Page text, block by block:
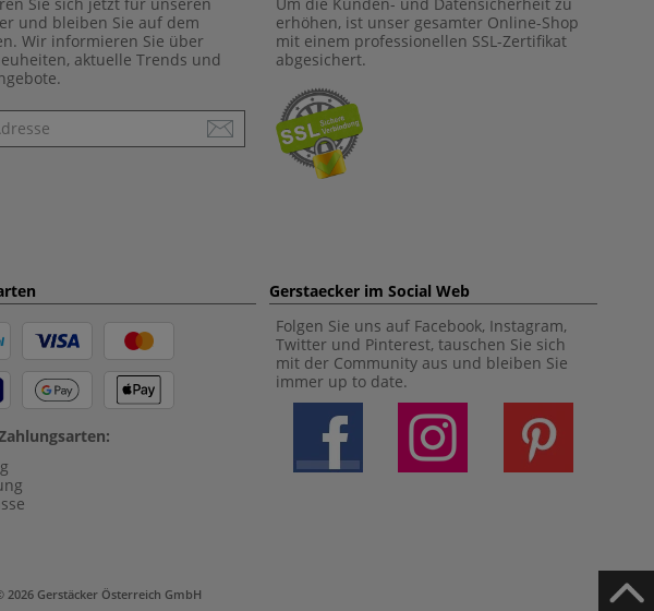
und bleiben Sie auf dem
Wir informieren Sie über
aktuelle Trends und
erhöhen, ist unser gesamter Online-Shop
mit einem professionellen SSL-Zertifikat
abgesichert.
Gerstaecker im Social Web
Folgen Sie uns auf Facebook, Instagram,
Twitter und Pinterest, tauschen Sie sich
mit der Community aus und bleiben Sie
immer up to date.
2026 Gerstäcker Österreich GmbH